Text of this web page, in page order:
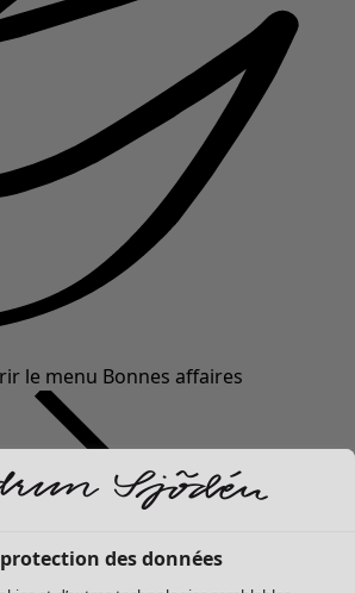
le menu Bonnes affaires
des données